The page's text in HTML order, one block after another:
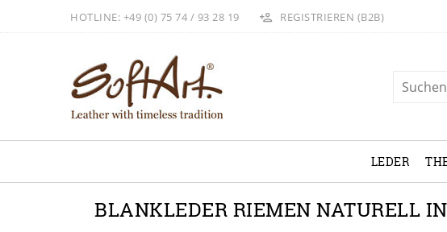
HOTLINE: +49 (0) 75 74 / 93 28 19 REGISTRIEREN (B2B)
LEDER
BLANKLEDER RIEMEN NATURELL